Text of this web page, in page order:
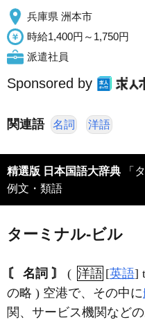
兵庫県 洲本市
時給1,400円～1,750円
派遣社員
Sponsored by
関連語 名詞 洋語
精選版 日本国語大辞典 「
例文・類語
ターミナル‐ビル
〘 名詞 〙 ( 洋語 [英語]
の略 ) 空港で、その中に
関、サービス機関などの